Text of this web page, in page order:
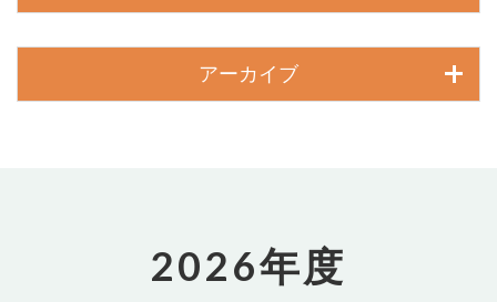
アーカイブ
2026年度